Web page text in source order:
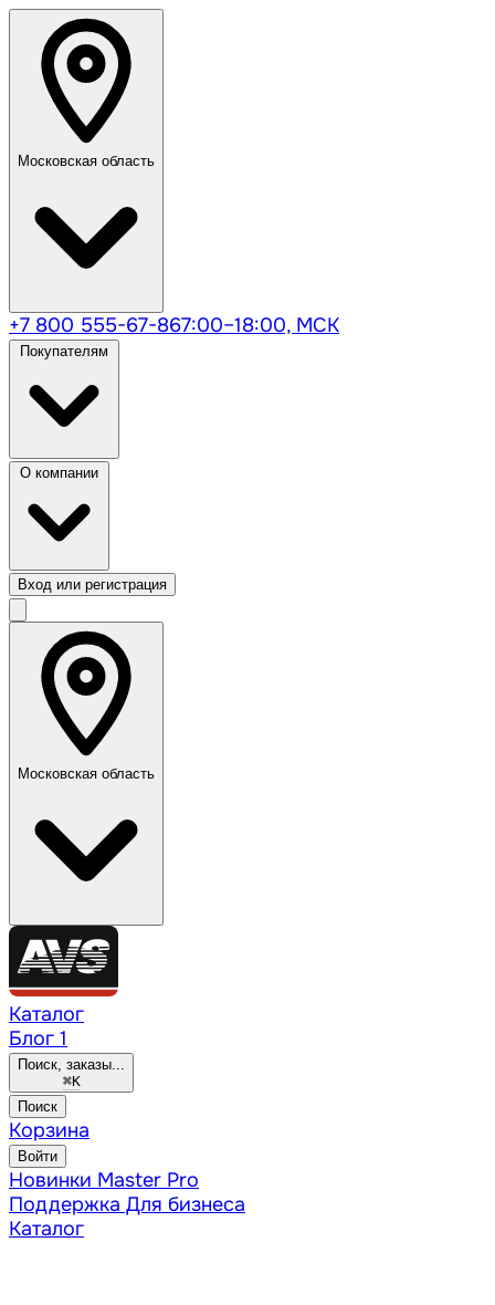
Московская область
+7 800 555-67-867:00–18:00, МСК
Вход или регистрация
Московская область
Каталог
Блог 1
Поиск, заказы...
⌘K
Поиск
Корзина
Войти
Новинки Master Pro
Поддержка Для бизнеса
Каталог